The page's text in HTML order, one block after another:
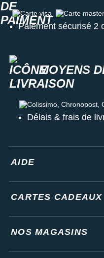
Carte visa Carte master
Paiement sécurisé 2
MOYENS
Colissimo, Chronopost,
Délais & frais de
AIDE
CARTES CADEAUX
NOS MAGASINS